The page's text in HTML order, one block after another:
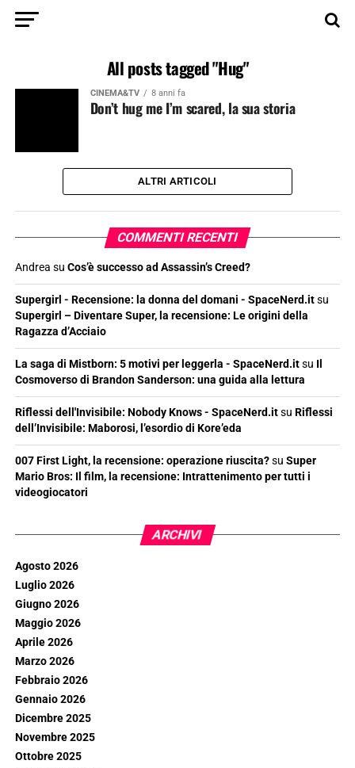
All posts tagged "Hug"
CINEMA&TV 8 anni fa
Don’t hug me I’m scared, la sua storia
ALTRI ARTICOLI
COMMENTI RECENTI
Andrea su Cos’è successo ad Assassin’s Creed?
Supergirl - Recensione: la donna del domani - SpaceNerd.itsu
Supergirl – Diventare Super, la recensione: Le origini della
Ragazza d’Acciaio
La saga di Mistborn: 5 motivi per leggerla - SpaceNerd.itsu Il
Cosmoverso di Brandon Sanderson: una guida alla lettura
Riflessi dell'Invisibile: Nobody Knows - SpaceNerd.itsu Riflessi
dell’Invisibile: Maborosi, l’esordio di Kore’eda
007 First Light, la recensione: operazione riuscita?su Super
Mario Bros: Il film, la recensione: Intrattenimento per tutti i
videogiocatori
ARCHIVI
Agosto 2026
Luglio 2026
Giugno 2026
Maggio 2026
Aprile 2026
Marzo 2026
Febbraio 2026
Gennaio 2026
Dicembre 2025
Novembre 2025
Ottobre 2025